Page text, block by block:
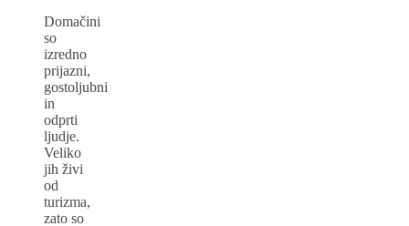
Domačini
so
izredno
prijazni,
gostoljubni
in
odprti
ljudje.
Veliko
jih živi
od
turizma,
zato so